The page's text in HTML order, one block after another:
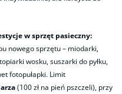
w sprzęt pasieczny:
nowego sprzętu – miodarki,
wosku, suszarki do pyłku,
fotopułapki. Limit
(100 zł na pień pszczeli), przy